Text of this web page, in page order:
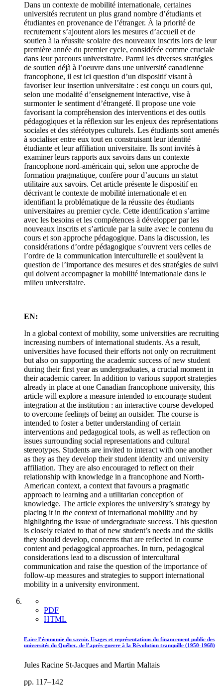
Dans un contexte de mobilité internationale, certaines
universités recrutent un plus grand nombre d’étudiants et
étudiantes en provenance de l’étranger. À la priorité de
recrutement s’ajoutent alors les mesures d’accueil et de
soutien à la réussite scolaire des nouveaux inscrits lors de leur
première année du premier cycle, considérée comme cruciale
dans leur parcours universitaire. Parmi les diverses stratégies
de soutien déjà à l’oeuvre dans une université canadienne
francophone, il est ici question d’un dispositif visant à
favoriser leur insertion universitaire : est conçu un cours qui,
selon une modalité d’enseignement interactive, vise à
surmonter le sentiment d’étrangeté. Il propose une voie
favorisant la compréhension des interventions et des outils
pédagogiques et la réflexion sur les enjeux des représentations
sociales et des stéréotypes culturels. Les étudiants sont amenés
à socialiser entre eux tout en construisant leur identité
étudiante et leur affiliation universitaire. Ils sont invités à
examiner leurs rapports aux savoirs dans un contexte
francophone nord-américain qui, selon une approche de
formation pragmatique, confère pour d’aucuns un statut
utilitaire aux savoirs. Cet article présente le dispositif en
décrivant le contexte de mobilité internationale et en
identifiant la problématique de la réussite des étudiants
universitaires au premier cycle. Cette identification s’arrime
avec les besoins et les compétences à développer par les
nouveaux inscrits et s’articule par la suite avec le contenu du
cours et son approche pédagogique. Dans la discussion, les
considérations d’ordre pédagogique s’ouvrent vers celles de
l’ordre de la communication interculturelle et soulèvent la
question de l’importance des mesures et des stratégies de suivi
qui doivent accompagner la mobilité internationale dans le
milieu universitaire.
EN:
In a global context of mobility, some universities are recruiting
increasing numbers of international students. As a result,
universities have focused their efforts not only on recruitment
but also on supporting the academic success of new student
during their first year as undergraduates, a crucial moment in
their academic career. In addition to various support strategies
already in place at one Canadian francophone university, this
article will explore a measure intended to encourage student
integration at the institution : an interactive course developed
to overcome feelings of being an outsider. The course is
intended to foster a better understanding of certain
interventions and pedagogical tools, as well as reflection on
issues surrounding social representations and cultural
stereotypes. Students are invited to interact with one another
as they as they develop their student identity and university
affiliation. They are also encouraged to reflect on their
relationship with knowledge in a francophone and North-
American context, a context that favours a pragmatic
approach to learning and a utilitarian conception of
knowledge. The article explores the university’s strategy by
placing it in the context of international mobility and by
highlighting the issue of undergraduate success. This question
is closely related to that of new student’s needs and the skills
they should develop, concerns that are reflected in course
content and pedagogical approaches. In turn, pedagogical
considerations lead to a discussion of intercultural
communication and raise the question of the importance of
follow-up measures and strategies to support international
mobility in a university environment.
PDF
HTML
Faire l’économie du savoir. Usages et représentations du financement public des
universités du Québec, de l’après-guerre à la Révolution tranquille (1950-1968)
Jules Racine St-Jacques and Martin Maltais
pp. 117–142